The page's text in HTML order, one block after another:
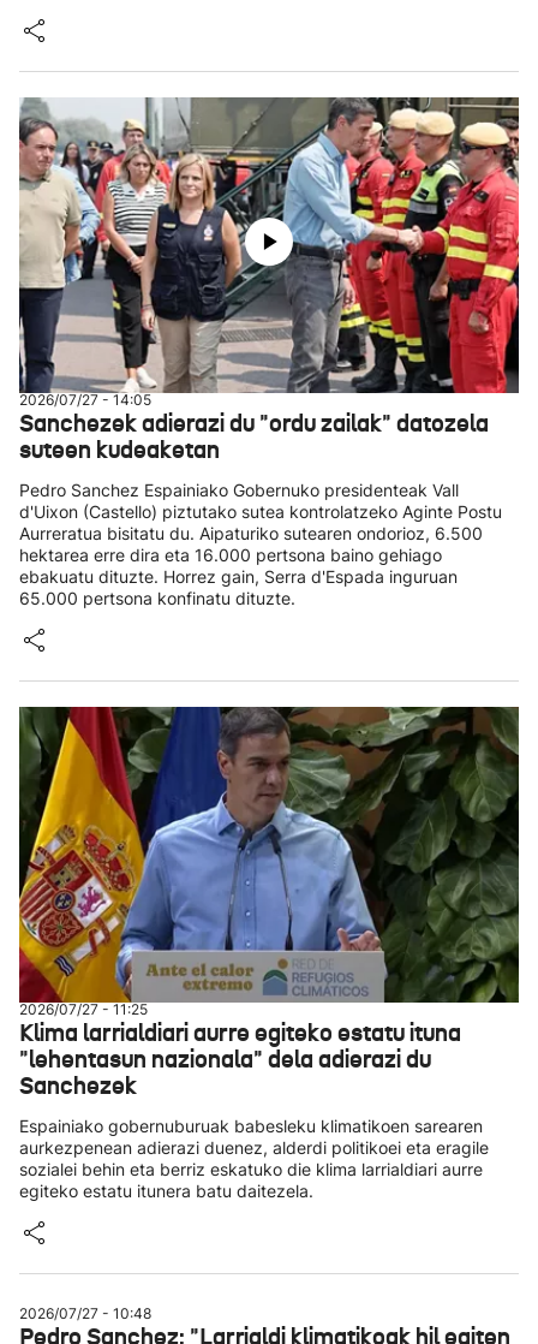
2026/07/27 - 14:05
Sanchezek adierazi du "ordu zailak" datozela
suteen kudeaketan
Pedro Sanchez Espainiako Gobernuko presidenteak Vall
d'Uixon (Castello) piztutako sutea kontrolatzeko Aginte Postu
Aurreratua bisitatu du. Aipaturiko sutearen ondorioz, 6.500
hektarea erre dira eta 16.000 pertsona baino gehiago
ebakuatu dituzte. Horrez gain, Serra d'Espada inguruan
65.000 pertsona konfinatu dituzte.
2026/07/27 - 11:25
Klima larrialdiari aurre egiteko estatu ituna
"lehentasun nazionala" dela adierazi du
Sanchezek
Espainiako gobernuburuak babesleku klimatikoen sarearen
aurkezpenean adierazi duenez, alderdi politikoei eta eragile
sozialei behin eta berriz eskatuko die klima larrialdiari aurre
egiteko estatu itunera batu daitezela.
2026/07/27 - 10:48
Pedro Sanchez: "Larrialdi klimatikoak hil egiten